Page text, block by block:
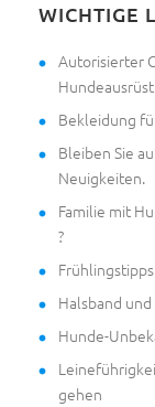
WICHTIGE
Autorisierter
Bekleidung
Bleiben Sie
Neuigkeiten.
Familie mit
?
Halsband
Hunde-
gehen